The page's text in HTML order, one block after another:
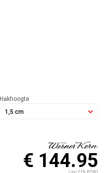
Hakhoogte
1,5 cm
€ 144.95